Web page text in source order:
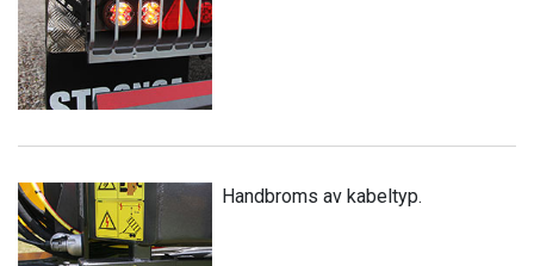
Handbroms av kabeltyp.